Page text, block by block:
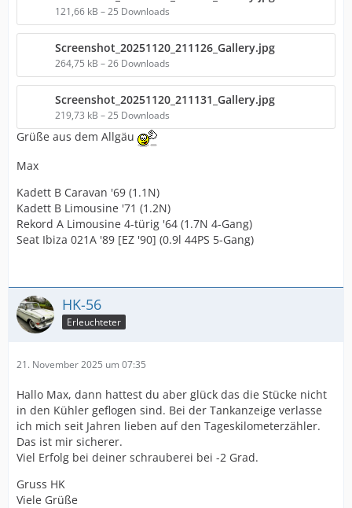
Als Jungspund mit 18 habe ich bei jedem Wetter und
bei jeder Temperatur geschraubt - hier beim Zerlegen
eines "Schlachters"
Lang, lang ist´s her
1977.jpg
121,66 kB – 25 Downloads
Screenshot_20251120_211126_Gallery.jpg
264,75 kB – 26 Downloads
Screenshot_20251120_211131_Gallery.jpg
219,73 kB – 25 Downloads
Grüße aus dem Allgäu
Max
Kadett B Caravan '69 (1.1N)
Kadett B Limousine '71 (1.2N)
Rekord A Limousine 4-türig '64 (1.7N 4-Gang)
Seat Ibiza 021A '89 [EZ '90] (0.9l 44PS 5-Gang)
HK-56
Erleuchteter
21. November 2025 um 07:35
Hallo Max, dann hattest du aber glück das die Stücke nicht
in den Kühler geflogen sind. Bei der Tankanzeige verlasse
ich mich seit Jahren lieben auf den Tageskilometerzähler.
Das ist mir sicherer.
Viel Erfolg bei deiner schrauberei bei -2 Grad.
Gruss HK
Viele Grüße